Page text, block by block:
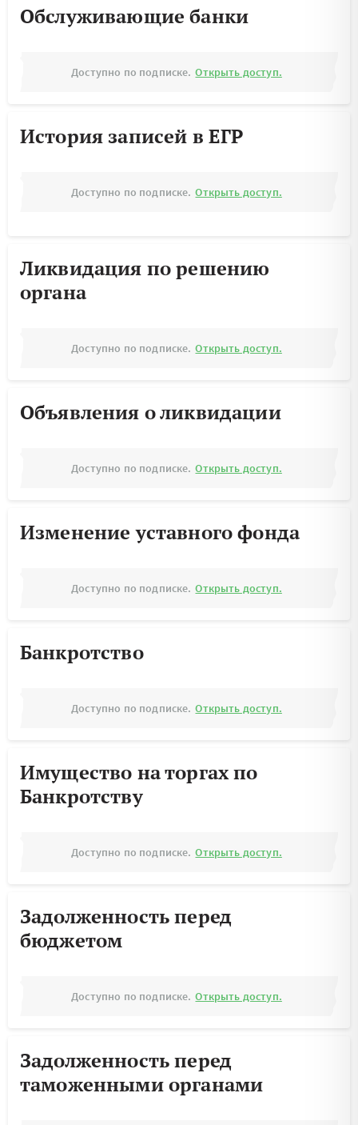
Обслуживающие банки
Доступно по подписке. Открыть доступ.
История записей в ЕГР
Доступно по подписке. Открыть доступ.
Ликвидация по решению
органа
Доступно по подписке. Открыть доступ.
Объявления о ликвидации
Доступно по подписке. Открыть доступ.
Изменение уставного фонда
Доступно по подписке. Открыть доступ.
Банкротство
Доступно по подписке. Открыть доступ.
Имущество на торгах по
Банкротству
Доступно по подписке. Открыть доступ.
Задолженность перед
бюджетом
Доступно по подписке. Открыть доступ.
Задолженность перед
таможенными органами